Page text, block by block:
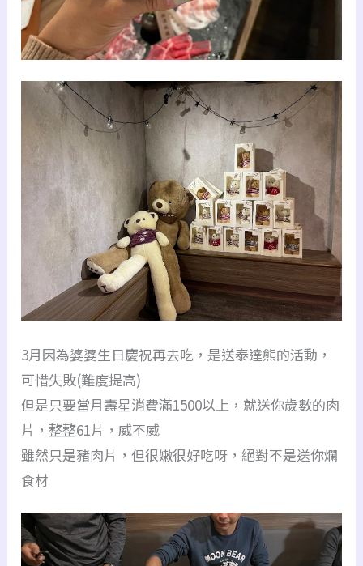
3月因為婆婆生日慶祝再去吃，是送泰達熊的活動，
可惜失敗(難度提高)
但是只要當月壽星消費滿1500以上，就送你歲數的肉
片，整整61片，威不威
雖然只是豬肉片，但很嫩很好吃呀，絕對不是送你爛
食材